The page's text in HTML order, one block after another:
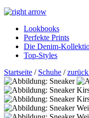
Lookbooks
Perfekte Prints
Die Denim-
Top-Styles
Startseite / Schuhe /